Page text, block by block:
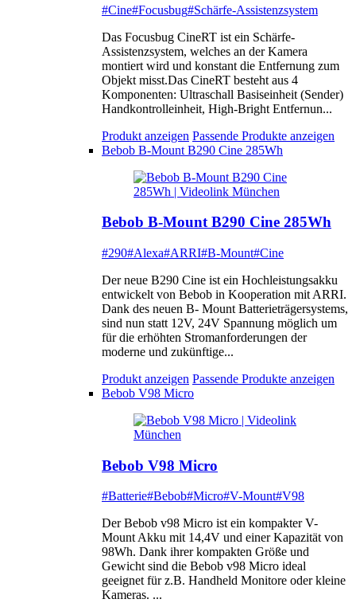
#Cine#Focusbug#Schärfe-Assistenzsystem
Das Focusbug CineRT ist ein Schärfe-
Assistenzsystem, welches an der Kamera
montiert wird und konstant die Entfernung zum
Objekt misst.Das CineRT besteht aus 4
Komponenten: Ultraschall Basiseinheit (Sender)
Handkontrolleinheit, High-Bright Entfernun...
Produkt anzeigen Passende Produkte anzeigen
Bebob B-Mount B290 Cine 285Wh
Bebob B-Mount B290 Cine 285Wh
#290#Alexa#ARRI#B-Mount#Cine
Der neue B290 Cine ist ein Hochleistungsakku
entwickelt von Bebob in Kooperation mit ARRI.
Dank des neuen B- Mount Batterieträgersystems,
sind nun statt 12V, 24V Spannung möglich um
für die erhöhten Stromanforderungen der
moderne und zukünftige...
Produkt anzeigen Passende Produkte anzeigen
Bebob V98 Micro
Bebob V98 Micro
#Batterie#Bebob#Micro#V-Mount#V98
Der Bebob v98 Micro ist ein kompakter V-
Mount Akku mit 14,4V und einer Kapazität von
98Wh. Dank ihrer kompakten Größe und
Gewicht sind die Bebob v98 Micro ideal
geeignet für z.B. Handheld Monitore oder kleine
Kameras. ...